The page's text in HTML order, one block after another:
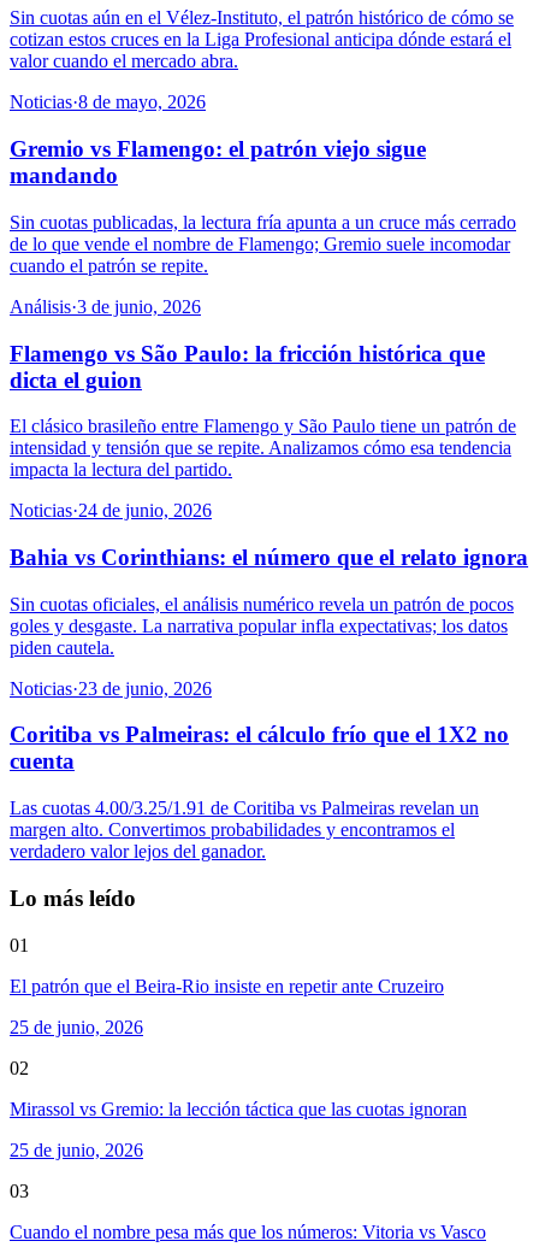
Sin cuotas aún en el Vélez-Instituto, el patrón histórico de cómo se
cotizan estos cruces en la Liga Profesional anticipa dónde estará el
valor cuando el mercado abra.
Noticias·8 de mayo, 2026
Gremio vs Flamengo: el patrón viejo sigue
mandando
Sin cuotas publicadas, la lectura fría apunta a un cruce más cerrado
de lo que vende el nombre de Flamengo; Gremio suele incomodar
cuando el patrón se repite.
Análisis·3 de junio, 2026
Flamengo vs São Paulo: la fricción histórica que
dicta el guion
El clásico brasileño entre Flamengo y São Paulo tiene un patrón de
intensidad y tensión que se repite. Analizamos cómo esa tendencia
impacta la lectura del partido.
Noticias·24 de junio, 2026
Bahia vs Corinthians: el número que el relato ignora
Sin cuotas oficiales, el análisis numérico revela un patrón de pocos
goles y desgaste. La narrativa popular infla expectativas; los datos
piden cautela.
Noticias·23 de junio, 2026
Coritiba vs Palmeiras: el cálculo frío que el 1X2 no
cuenta
Las cuotas 4.00/3.25/1.91 de Coritiba vs Palmeiras revelan un
margen alto. Convertimos probabilidades y encontramos el
verdadero valor lejos del ganador.
Lo más leído
01
El patrón que el Beira-Rio insiste en repetir ante Cruzeiro
25 de junio, 2026
02
Mirassol vs Gremio: la lección táctica que las cuotas ignoran
25 de junio, 2026
03
Cuando el nombre pesa más que los números: Vitoria vs Vasco